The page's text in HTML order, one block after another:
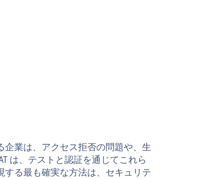
業は、アクセス拒否の問題や、生
は、テストと認証を通じてこれら
る最も確実な方法は、セキュリテ